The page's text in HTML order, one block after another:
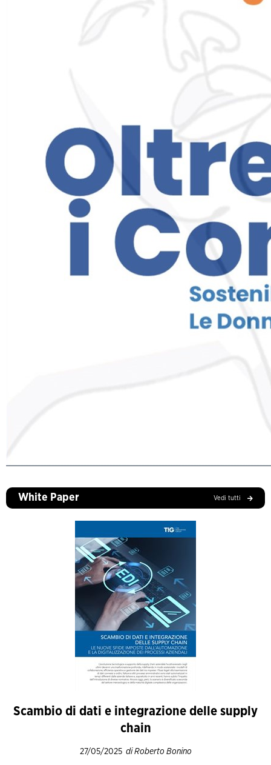
White Paper Vedi tutti
Scambio di dati e integrazione delle supply
chain
27/05/2025 di Roberto Bonino